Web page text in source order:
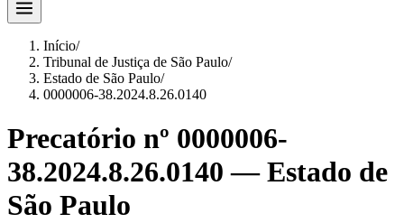
Início/
Tribunal de Justiça de São Paulo/
Estado de São Paulo/
0000006-38.2024.8.26.0140
Precatório nº 0000006-
38.2024.8.26.0140 —Estado de
São Paulo